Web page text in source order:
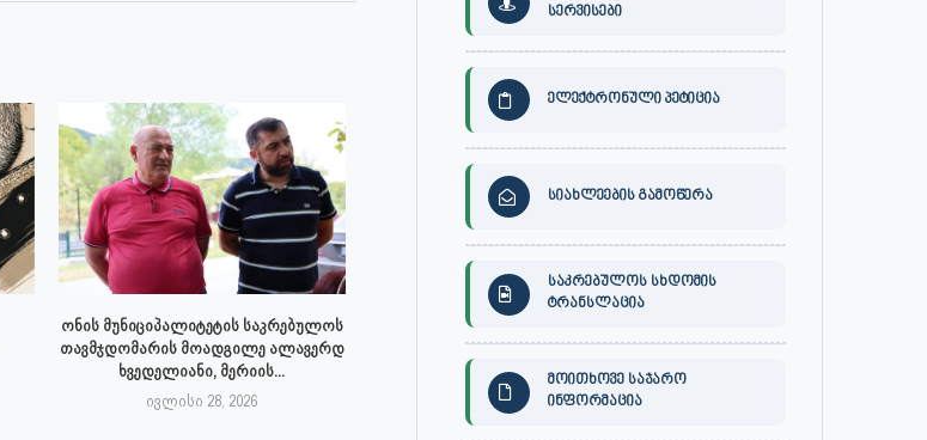
ონის მუნიციპალიტეტის საკრებულოს
თავმჯდომარის მოადგილე ალავერდ
ხვედელიანი, მერიის...
ივლისი 28, 2026
30 ივლისს, ქალაქი ონში,
დაავადებათა კონტროლისა და
საზოგადოებრივი...
ივლისი 27, 2026
ლობჟანიძემ სამუშაო
სერვისები
ელექტრონული პეტიცია
სიახლეების გამოწერა
საკრებულოს სხდომის
ტრანსლაცია
მოითხოვე საჯარო
ინფორმაცია